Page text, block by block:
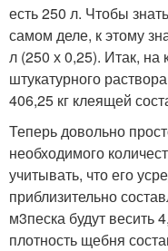
есть 250 л. Чтобы
самом деле, к этому
л (250 х 0,25). Итак, на
штукатурного
406,25 кг клеящей
Теперь довольно
необходимого
учитывать, что его
приблизительно
м3песка будут весить
плотность щебня